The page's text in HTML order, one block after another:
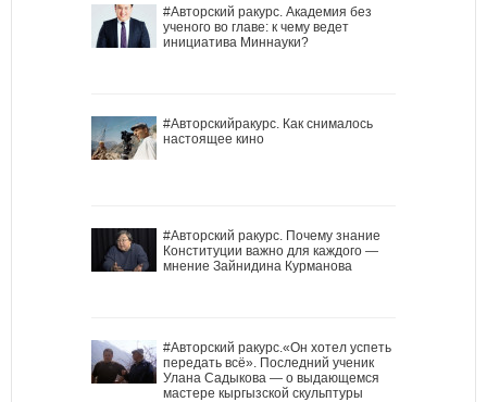
#Авторский ракурс. Академия без
ученого во главе: к чему ведет
инициатива Миннауки?
#Авторскийракурс. Как снималось
настоящее кино
#Авторский ракурс. Почему знание
Конституции важно для каждого —
мнение Зайнидина Курманова
#Авторский ракурс.«Он хотел успеть
передать всё». Последний ученик
Улана Садыкова — о выдающемся
мастере кыргызской скульптуры